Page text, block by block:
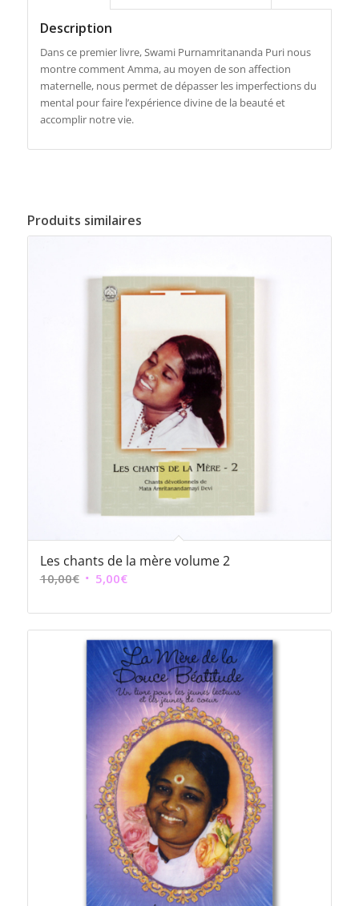
Description
Dans ce premier livre, Swami Purnamritananda Puri nous
montre comment Amma, au moyen de son affection
maternelle, nous permet de dépasser les imperfections du
mental pour faire l’expérience divine de la beauté et
accomplir notre vie.
Produits similaires
Les chants de la mère volume 2
10,00€ Le
initial
était :
10,00€.
5,00€Le
actuel
est :
5,00€.